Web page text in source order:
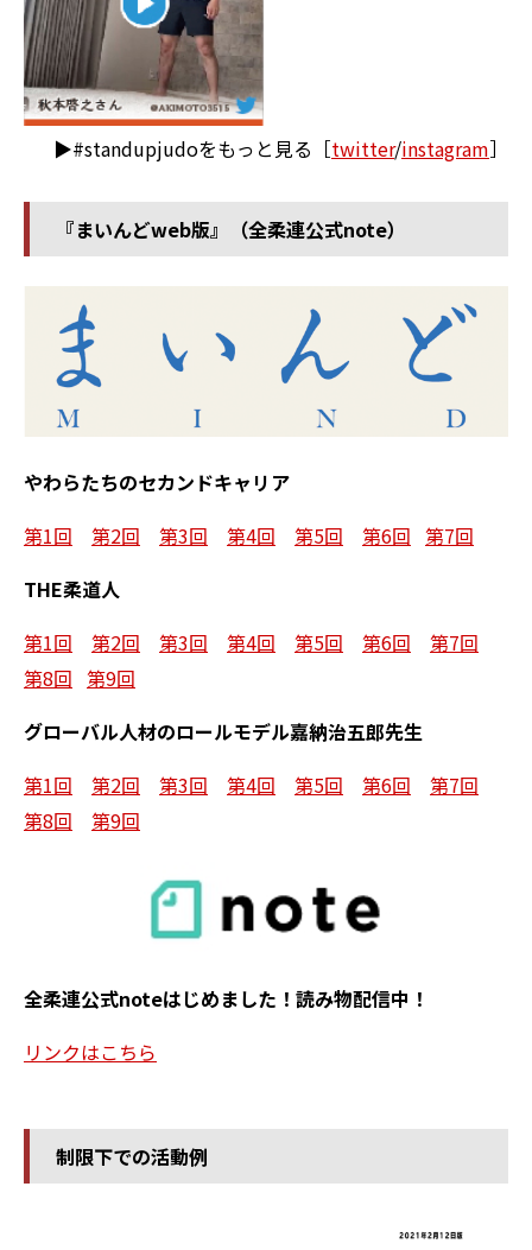
▶#standupjudoをもっと見る［twitter/instagram］
『まいんどweb版』（全柔連公式note）
やわらたちのセカンドキャリア
第1回
第2回 第3回 第4回 第5回 第6回 第7回
THE柔道人
第1回
第2回 第3回 第4回 第5回 第6回
第7回
第8回 第9回
グローバル人材のロールモデル嘉納治五郎先生
第1回
第2回 第3回 第4回 第5回 第6回
第7回
第8回
第9回
全柔連公式noteはじめました！読み物配信中！
リンクはこちら
制限下での活動例